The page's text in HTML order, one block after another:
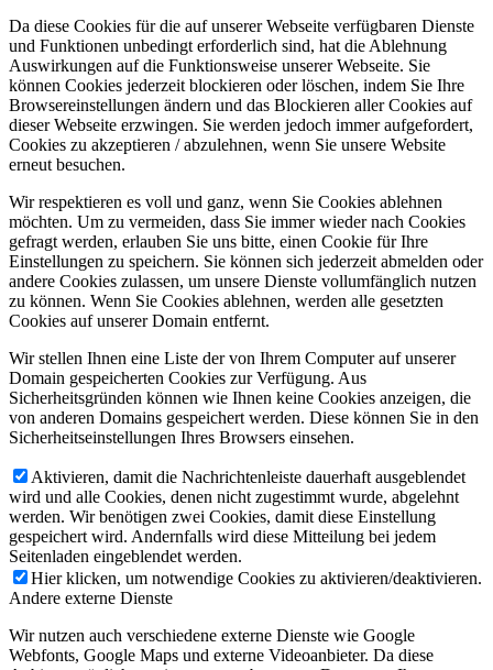
Da diese Cookies für die auf unserer Webseite verfügbaren Dienste
und Funktionen unbedingt erforderlich sind, hat die Ablehnung
Auswirkungen auf die Funktionsweise unserer Webseite. Sie
können Cookies jederzeit blockieren oder löschen, indem Sie Ihre
Browsereinstellungen ändern und das Blockieren aller Cookies auf
dieser Webseite erzwingen. Sie werden jedoch immer aufgefordert,
Cookies zu akzeptieren / abzulehnen, wenn Sie unsere Website
erneut besuchen.
Wir respektieren es voll und ganz, wenn Sie Cookies ablehnen
möchten. Um zu vermeiden, dass Sie immer wieder nach Cookies
gefragt werden, erlauben Sie uns bitte, einen Cookie für Ihre
Einstellungen zu speichern. Sie können sich jederzeit abmelden oder
andere Cookies zulassen, um unsere Dienste vollumfänglich nutzen
zu können. Wenn Sie Cookies ablehnen, werden alle gesetzten
Cookies auf unserer Domain entfernt.
Wir stellen Ihnen eine Liste der von Ihrem Computer auf unserer
Domain gespeicherten Cookies zur Verfügung. Aus
Sicherheitsgründen können wie Ihnen keine Cookies anzeigen, die
von anderen Domains gespeichert werden. Diese können Sie in den
Sicherheitseinstellungen Ihres Browsers einsehen.
Aktivieren, damit die Nachrichtenleiste dauerhaft ausgeblendet
wird und alle Cookies, denen nicht zugestimmt wurde, abgelehnt
werden. Wir benötigen zwei Cookies, damit diese Einstellung
gespeichert wird. Andernfalls wird diese Mitteilung bei jedem
Seitenladen eingeblendet werden.
Hier klicken, um notwendige Cookies zu aktivieren/deaktivieren.
Andere externe Dienste
Wir nutzen auch verschiedene externe Dienste wie Google
Webfonts, Google Maps und externe Videoanbieter. Da diese